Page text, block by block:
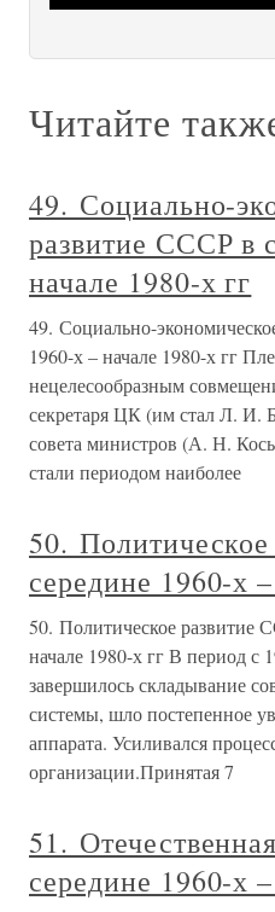
Читайте
49. Социально-
развитие СССР в
начале 1980-х гг
49. Социально-
1960-х – начале 1980-х гг
нецелесообразным
секретаря ЦК (им стал Л. И.
совета министров (А. Н.
стали периодом наиболее
50.
середине 1960-х
50. Политическое развитие
начале 1980-х гг В период с
завершилось складывание
системы, шло постепенное
аппарата. Усиливался
организации.Принятая 7
51.
середине 1960-х